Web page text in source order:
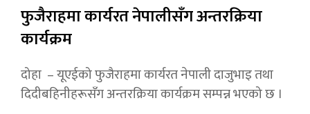
फुजैराहमा कार्यरत नेपालीसँग अन्तरक्रिया
कार्यक्रम
दोहा – यूएईको फुजैराहमा कार्यरत नेपाली दाजुभाइ तथा
दिदीबहिनीहरूसँग अन्तरक्रिया कार्यक्रम सम्पन्न भएको छ ।